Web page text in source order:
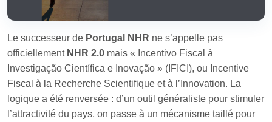
Le successeur de Portugal NHR ne s’appelle pas
officiellement NHR 2.0 mais « Incentivo Fiscal à
Investigação Científica e Inovação » (IFICI), ou Incentive
Fiscal à la Recherche Scientifique et à l’Innovation. La
logique a été renversée : d’un outil généraliste pour stimuler
l’attractivité du pays, on passe à un mécanisme taillé pour